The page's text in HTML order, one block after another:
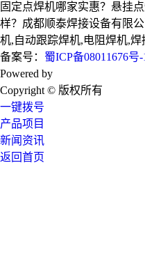
固定点焊机哪家实惠？悬挂
样？成都顺泰焊接设备有限
机,自动跟踪焊机,电阻焊机,焊
备案号： 蜀ICP备08011676号-
Powered by
Copyright © 版权所有
一键拨号
产品项目
新闻资讯
返回首页